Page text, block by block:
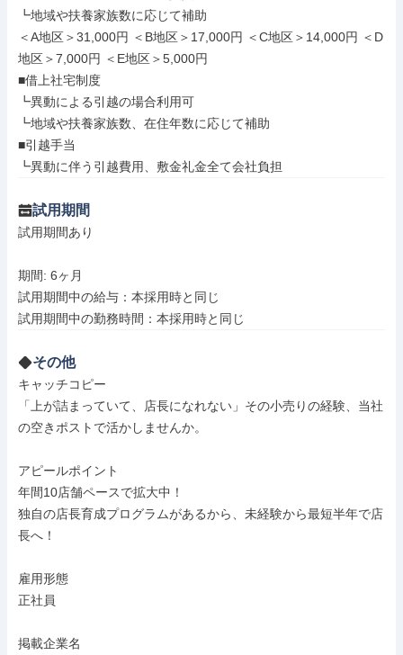
┗地域や扶養家族数に応じて補助
＜A地区＞31,000円 ＜B地区＞17,000円 ＜C地区＞14,000円 ＜D
地区＞7,000円 ＜E地区＞5,000円
■借上社宅制度
┗異動による引越の場合利用可
┗地域や扶養家族数、在住年数に応じて補助
■引越手当
┗異動に伴う引越費用、敷金礼金全て会社負担
試用期間
試用期間あり
期間: 6ヶ月
試用期間中の給与：本採用時と同じ
その他
キャッチコピー
「上が詰まっていて、店長になれない」その小売りの経験、当社
の空きポストで活かしませんか。
アピールポイント
年間10店舗ペースで拡大中！
独自の店長育成プログラムがあるから、未経験から最短半年で店
長へ！
雇用形態
正社員
掲載企業名